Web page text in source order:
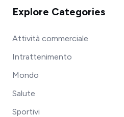
Explore Categories
Attività commerciale
Intrattenimento
Mondo
Salute
Sportivi